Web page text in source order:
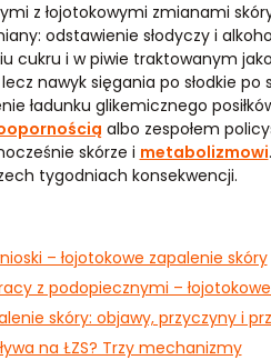
z łojotokowymi zmianami
odstawienie słodyczy i
cukru i w piwie traktowanym
nawyk sięgania po słodkie
ładunku glikemicznego
albo zespołem
skórze i metabolizmowi
tygodniach konsekwencji.
– łojotokowe zapalenie skóry
z podopiecznymi –
skóry: objawy, przyczyny i
na ŁZS? Trzy mechanizmy